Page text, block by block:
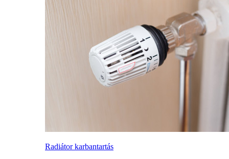
Radiátor karbantartás